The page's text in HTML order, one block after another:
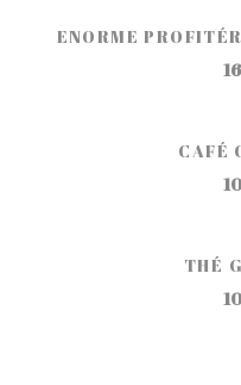
ENORME
CAFÉ
THÉ